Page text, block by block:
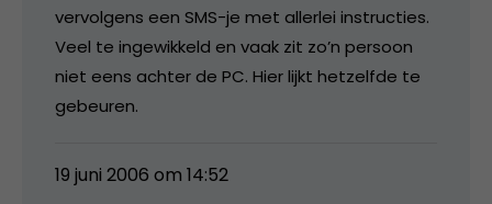
vervolgens een SMS-je met allerlei instructies.
Veel te ingewikkeld en vaak zit zo’n persoon
niet eens achter de PC. Hier lijkt hetzelfde te
gebeuren.
19 juni 2006 om 14:52